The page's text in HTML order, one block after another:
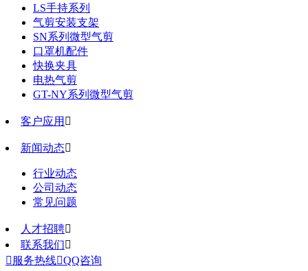
LS手持系列
气剪安装支架
SN系列微型气剪
口罩机配件
快换夹具
电热气剪
GT-NY系列微型气剪
客户应用 
新闻动态
行业动态
公司动态
常见问题
人才招聘
联系我们
 服务热线QQ咨询